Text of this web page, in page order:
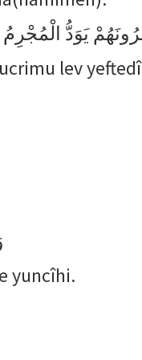
يَوَدُّ
lev
yuncîhi.